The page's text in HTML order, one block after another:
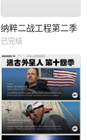
纳粹二战工程第二季
已完结